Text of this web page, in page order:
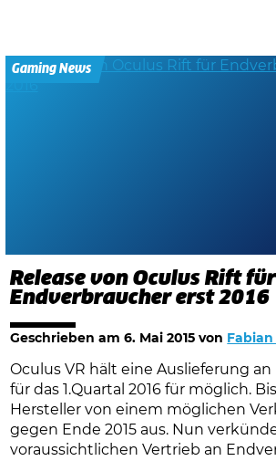
Gaming News
Release von Oculus Rift für
Endverbraucher erst 2016
Geschrieben am6. Mai 2015 von
Oculus VR hält eine Auslieferung
für das 1.Quartal 2016 für möglich.
Hersteller von einem möglichen
gegen Ende 2015 aus. Nun
voraussichtlichen Vertrieb an